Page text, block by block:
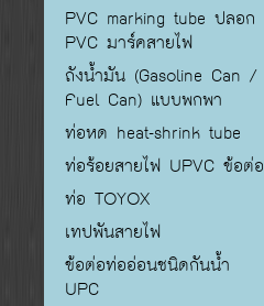
PVC marking tube ปลอก
PVC มาร์คสายไฟ
ถังน้ำมัน (Gasoline Can /
Fuel Can) แบบพกพา
ท่อหด heat-shrink tube
ท่อร้อยสายไฟ UPVC ข้อต่อ
ท่อ TOYOX
เทปพันสายไฟ
ข้อต่อท่ออ่อนชนิดกันน้ำ
UPC